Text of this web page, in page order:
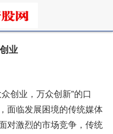
业
创业，万众创新”的口
面临发展困境的传统媒体
对激烈的市场竞争，传统